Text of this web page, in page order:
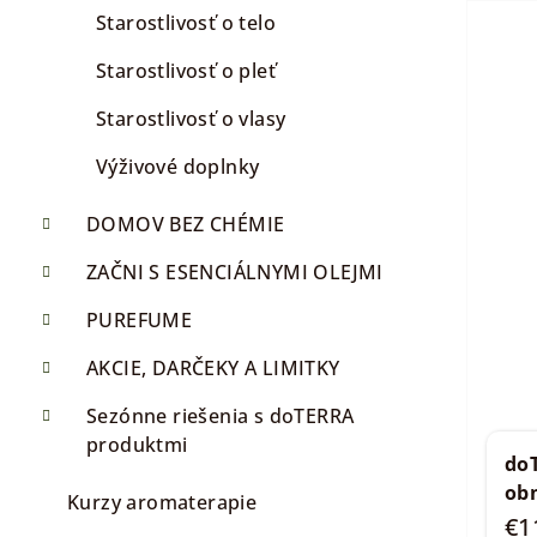
Starostlivosť o telo
Starostlivosť o pleť
Starostlivosť o vlasy
Výživové doplnky
DOMOV BEZ CHÉMIE
ZAČNI S ESENCIÁLNYMI OLEJMI
PUREFUME
AKCIE, DARČEKY A LIMITKY
Sezónne riešenia s doTERRA
produktmi
Kurzy aromaterapie